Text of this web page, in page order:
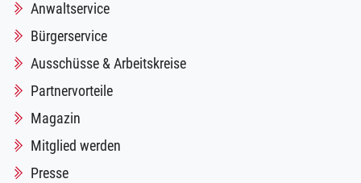
Anwaltservice
Bürgerservice
Ausschüsse & Arbeitskreise
Partnervorteile
Magazin
Mitglied werden
Presse